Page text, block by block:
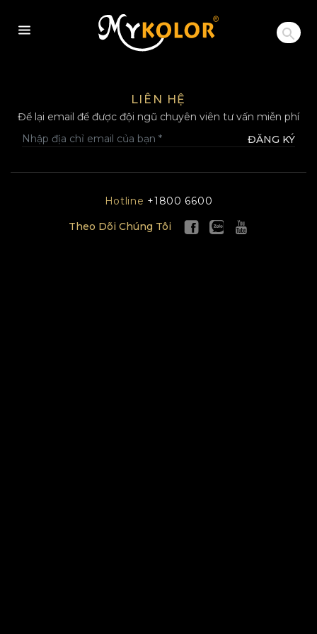
MYKOLOR
LIÊN HỆ
Để lại email để được đội ngũ chuyên viên tư vấn miễn phí
ĐĂNG KÝ
Hotline +1800 6600
Theo Dõi Chúng Tôi